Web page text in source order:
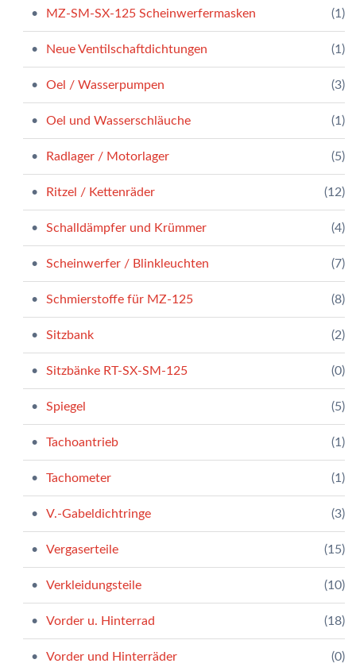
MZ-SM-SX-125 Scheinwerfermasken (1)
Neue Ventilschaftdichtungen (1)
Oel / Wasserpumpen (3)
Oel und Wasserschläuche (1)
Radlager / Motorlager (5)
Ritzel / Kettenräder (12)
Schalldämpfer und Krümmer (4)
Scheinwerfer / Blinkleuchten (7)
Schmierstoffe für MZ-125 (8)
Sitzbank (2)
Sitzbänke RT-SX-SM-125 (0)
Spiegel (5)
Tachoantrieb (1)
Tachometer (1)
V.-Gabeldichtringe (3)
Vergaserteile (15)
Verkleidungsteile (10)
Vorder u. Hinterrad (18)
Vorder und Hinterräder (0)